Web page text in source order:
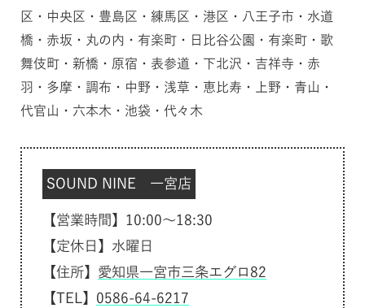
区・中央区・豊島区・練馬区・港区・八王子市・水道
橋・赤坂・丸の内・有楽町・日比谷公園・有楽町・歌
舞伎町・新橋・原宿・表参道・下北沢・吉祥寺・赤
羽・多摩・調布・中野・浅草・恵比寿・上野・青山・
代官山・六本木・池袋・代々木
SOUND NINE 一宮店
【営業時間】10:00～18:30
【定休日】水曜日
【住所】 愛知県一宮市三条エグロ82
【TEL】 0586-64-6217